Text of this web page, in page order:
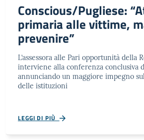
Conscious/Pugliese:
primaria alle vittime,
prevenire”
L’assessora alle Pari opportunità della
interviene alla conferenza conclusiva
annunciando un maggiore impegno
delle istituzioni
LEGGI DI PIÙ